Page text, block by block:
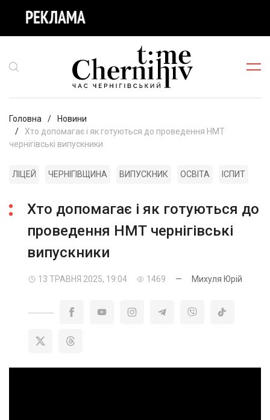
Головна
Новини
Хто допомагає і як готуються до проведення НМТ
чернігівські випускники
ЛІЦЕЙ ЧЕРНІГІВЩИНА ВИПУСКНИК ОСВІТА ІСПИТ
Хто допомагає і як готуються до
проведення НМТ чернігівські
випускники
13 ТРАВНЯ 2025, 19:04 1469 — Михуля Юрій